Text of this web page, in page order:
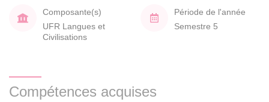
Composante(s)
UFR Langues et
Civilisations
Période de l'année
Semestre 5
Compétences acquises